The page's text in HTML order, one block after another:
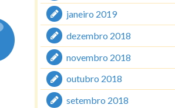
janeiro 2019
dezembro 2018
novembro 2018
outubro 2018
setembro 2018